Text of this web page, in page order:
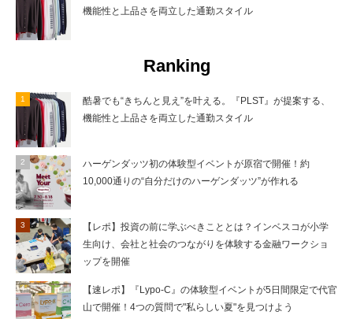
機能性と上品さを両立した通勤スタイル
Ranking
酷暑でも“きちんと見え”を叶える。『PLST』が提案する、
機能性と上品さを両立した通勤スタイル
ハーゲンダッツ初の体験型イベントが原宿で開催！約
10,000通りの“自分だけのハーゲンダッツ”が作れる
【レポ】投資の前に学ぶべきこととは？インベスコが小学
生向け、会社と社会のつながりを体験する金融ワークショ
ップを開催
【速レポ】『Lypo-C』の体験型イベントが5日間限定で代官
山で開催！4つの質問で"私らしい夏"を見つけよう